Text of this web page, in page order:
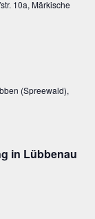
10a, Märkische
(Spreewald),
in Lübbenau